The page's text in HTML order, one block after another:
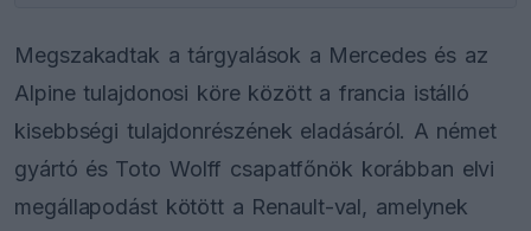
Megszakadtak a tárgyalások a Mercedes és az
Alpine tulajdonosi köre között a francia istálló
kisebbségi tulajdonrészének eladásáról. A német
gyártó és Toto Wolff csapatfőnök korábban elvi
megállapodást kötött a Renault-val, amelynek